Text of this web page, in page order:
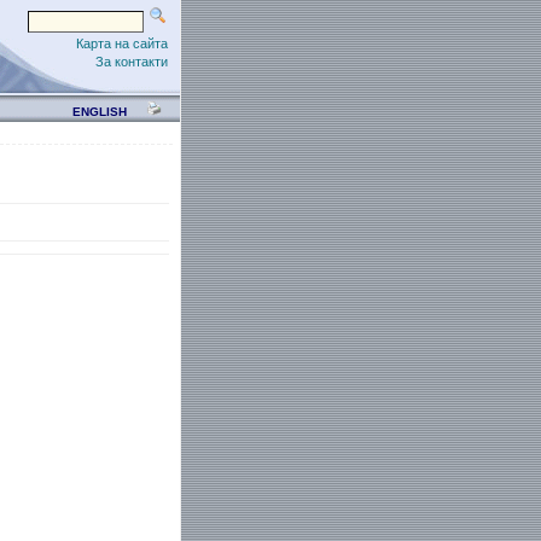
Карта на сайта
За контакти
ENGLISH